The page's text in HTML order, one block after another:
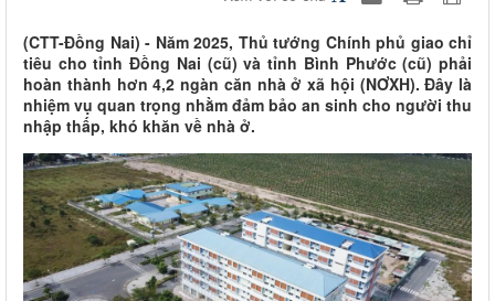
(CTT-Đồng Nai) - Năm 2025, Thủ tướng Chính phủ giao chỉ
tiêu cho tỉnh Đồng Nai (cũ) và tỉnh Bình Phước (cũ) phải
hoàn thành hơn 4,2 ngàn căn nhà ở xã hội (NƠXH). Đây là
nhiệm vụ quan trọng nhằm đảm bảo an sinh cho người thu
nhập thấp, khó khăn về nhà ở.